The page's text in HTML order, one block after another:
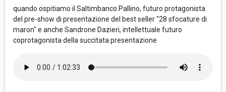
quando ospitiamo il Saltimbanco Pallino, futuro protagonista
del pre-show di presentazione del best seller "28 sfocature di
maron" e anche Sandrone Dazieri, intellettuale futuro
coprotagonista della succitata presentazione